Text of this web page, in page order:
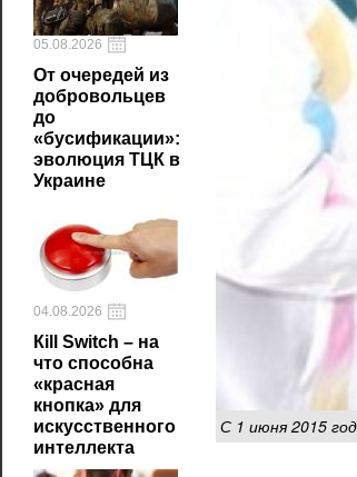
05.08.2026
От очередей из
добровольцев
до
«бусификации»:
эволюция ТЦК в
Украине
04.08.2026
Кill Switch – на
что способна
«красная
кнопка» для
искусственного
интеллекта
С 1 июня 2015